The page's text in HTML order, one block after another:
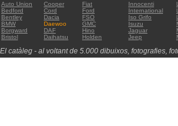
Auto Union
Cooper Fiat Innocenti
Bedford
Cord Ford International
Bentley
Dacia FSO Iso Grifo
BMW
Daewoo GMC Isuzu
Borgward
DAF Hino Jaguar
Bristol
Daihatsu Holden Jeep
El catàleg - al voltant de 5.000 dibuixos, fotografies,